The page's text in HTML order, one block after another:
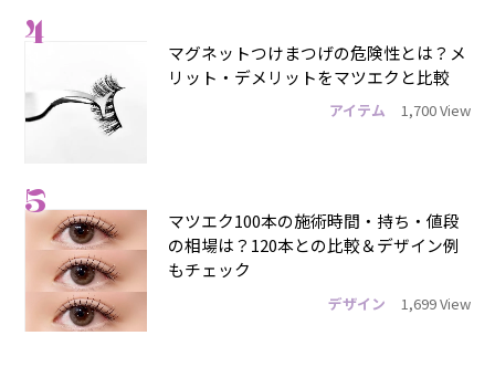
4
マグネットつけまつげの危険性とは？メ
リット・デメリットをマツエクと比較
アイテム 1,700 View
5
マツエク100本の施術時間・持ち・値段
の相場は？120本との比較＆デザイン例
もチェック
デザイン 1,699 View